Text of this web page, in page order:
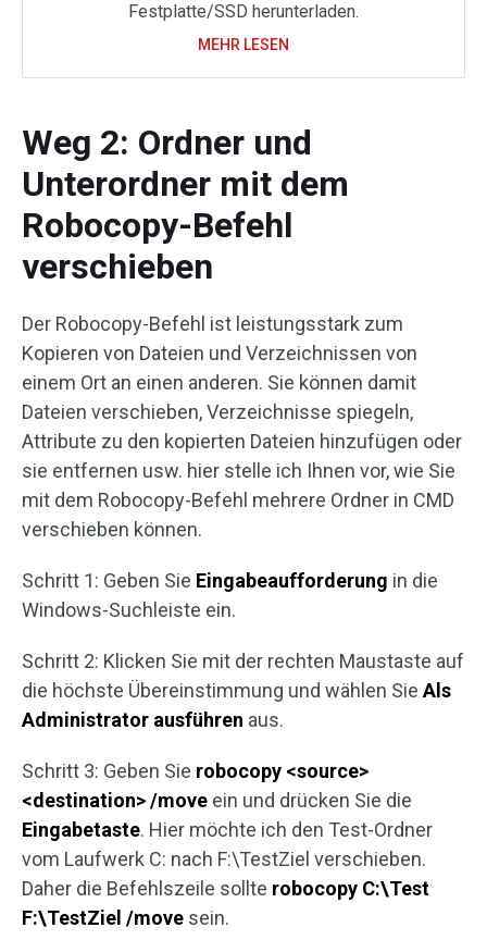
Festplatte/SSD herunterladen.
MEHR LESEN
Weg 2: Ordner und
Unterordner mit dem
Robocopy-Befehl
verschieben
Der Robocopy-Befehl ist leistungsstark zum
Kopieren von Dateien und Verzeichnissen von
einem Ort an einen anderen. Sie können damit
Dateien verschieben, Verzeichnisse spiegeln,
Attribute zu den kopierten Dateien hinzufügen oder
sie entfernen usw. hier stelle ich Ihnen vor, wie Sie
mit dem Robocopy-Befehl mehrere Ordner in CMD
verschieben können.
Schritt 1: Geben Sie Eingabeaufforderung in die
Windows-Suchleiste ein.
Schritt 2: Klicken Sie mit der rechten Maustaste auf
die höchste Übereinstimmung und wählen SieAls
Administrator ausführen aus.
Schritt 3: Geben Sie robocopy <source>
<destination> /move ein und drücken Sie die
Eingabetaste. Hier möchte ich den Test-Ordner
vom Laufwerk C: nach F:\TestZiel verschieben.
Daher die Befehlszeile sollte robocopy C:\Test
F:\TestZiel /move sein.